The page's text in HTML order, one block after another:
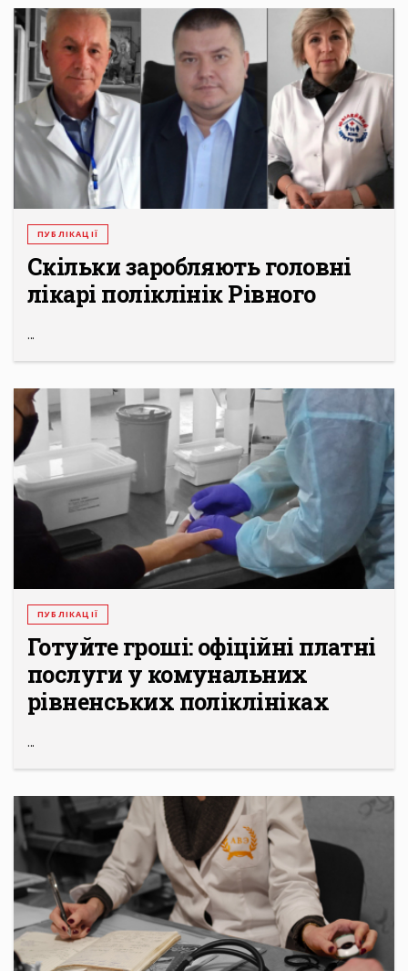
ПУБЛІКАЦІЇ
Скільки заробляють головні
лікарі поліклінік Рівного
...
ПУБЛІКАЦІЇ
Готуйте гроші: офіційні платні
послуги у комунальних
рівненських поліклініках
...